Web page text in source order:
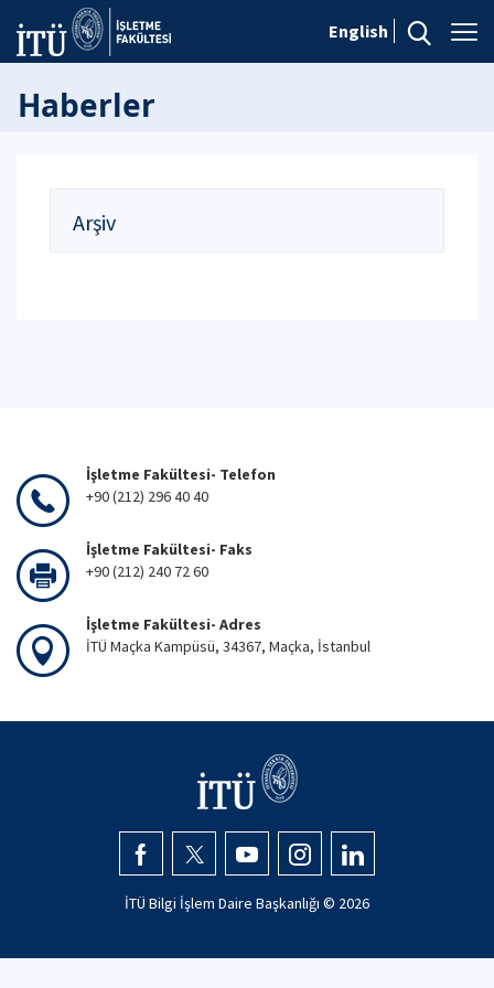
English
Haberler
Arşiv
İşletme Fakültesi- Telefon
+90 (212) 296 40 40
İşletme Fakültesi- Faks
+90 (212) 240 72 60
İşletme Fakültesi- Adres
İTÜ Maçka Kampüsü, 34367, Maçka, İstanbul
İTÜ Bilgi İşlem Daire Başkanlığı © 2026